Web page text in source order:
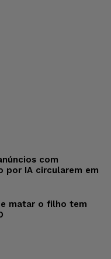
com
por IA circularem em
matar o filho tem